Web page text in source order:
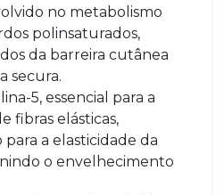
no metabolismo
polinsaturados,
da barreira cutânea
secura.
5, essencial para a
fibras elásticas,
a elasticidade da
o envelhecimento